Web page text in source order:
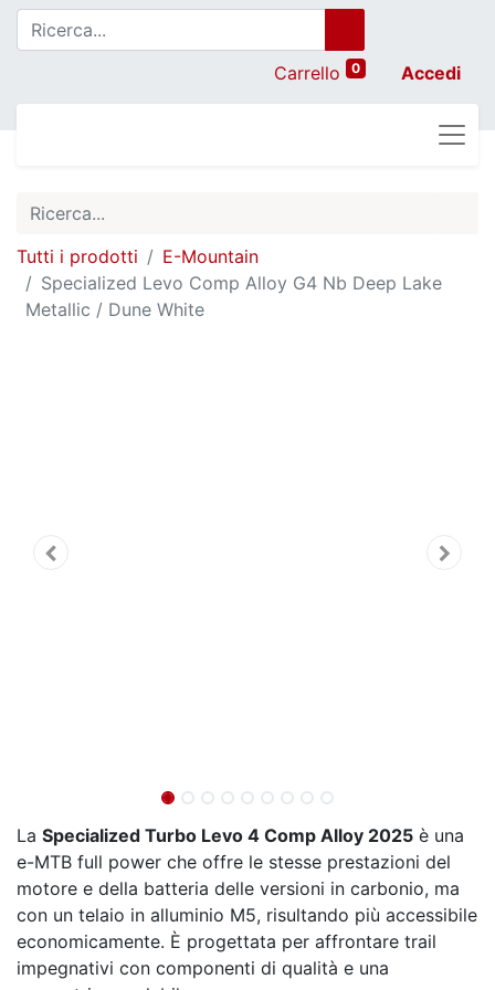
Carrello 0 Accedi
Tutti i prodotti
E-Mountain
Specialized Levo Comp Alloy G4 Nb Deep Lake
Metallic / Dune White
La Specialized Turbo Levo 4 Comp Alloy 2025 è una
e-MTB full power che offre le stesse prestazioni del
motore e della batteria delle versioni in carbonio, ma
con un telaio in alluminio M5, risultando più accessibile
economicamente. È progettata per affrontare trail
impegnativi con componenti di qualità e una